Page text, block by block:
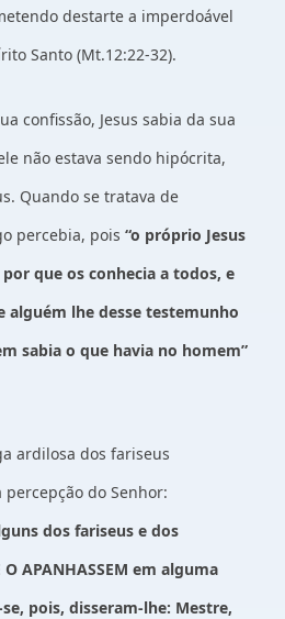
destarte a imperdoável
Santo (Mt.12:22-32).
confissão, Jesus sabia da sua
não estava sendo hipócrita,
Quando se tratava de
percebia, pois “o próprio Jesus
que os conhecia a todos, e
alguém lhe desse testemunho
sabia o que havia no homem”
ardilosa dos fariseus
do Senhor:
dos fariseus e dos
APANHASSEM em alguma
pois, disseram-lhe: Mestre,